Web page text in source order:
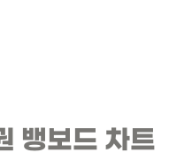
뱅보드 차트